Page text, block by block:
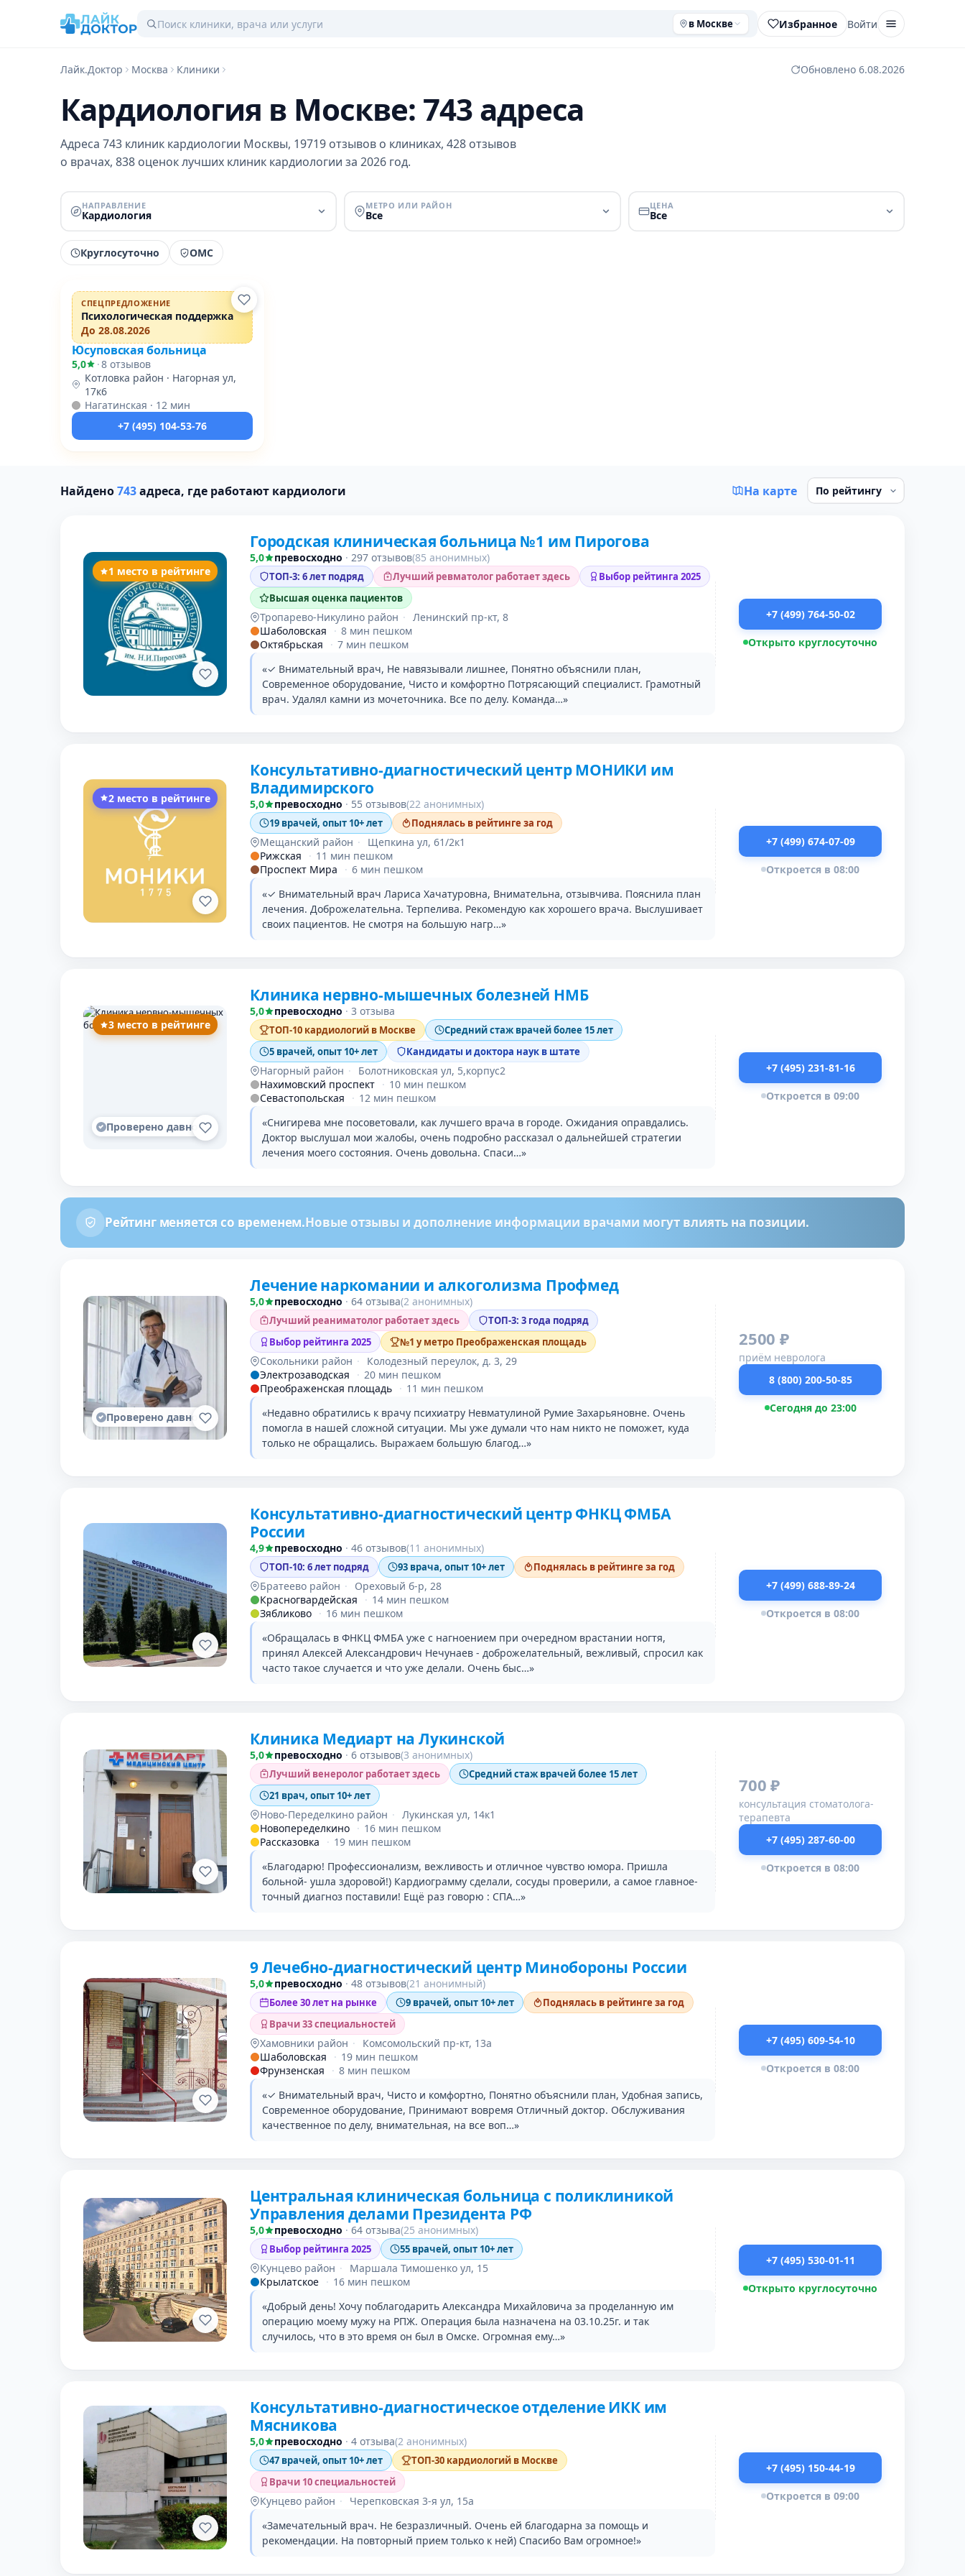
в Москве Избранное Войти
Лайк.Доктор Москва Клиники Обновлено 6.08.2026
Кардиология в Москве: 743 адреса
Адреса 743 клиник кардиологии Москвы, 19719 отзывов о клиниках, 428 отзывов
о врачах, 838 оценок лучших клиник кардиологии за 2026 год.
НАПРАВЛЕНИЕ
Кардиология
МЕТРО ИЛИ РАЙОН
Все
ЦЕНА
Все
Круглосуточно ОМС
ПРОМО
Проверено
СПЕЦПРЕДЛОЖЕНИЕ
Психологическая поддержка
До 28.08.2026
Юсуповская больница
5,0 ·8 отзывов
Котловка район · Нагорная ул,
17к6
Нагатинская · 12 мин
+7 (495) 104-53-76
Найдено743адреса, где работают кардиологи На карте
1 место в рейтинге
Городская клиническая больница №1 им Пирогова
5,0 превосходно · 297 отзывов(85 анонимных)
ТОП-3: 6 лет подряд Лучший ревматолог работает здесь
Выбор рейтинга 2025
Высшая оценка пациентов
Тропарево-Никулино район · Ленинский пр-кт, 8
Шаболовская
· 8 мин пешком
Октябрьская
· 7 мин пешком
«✓ Внимательный врач, Не навязывали лишнее, Понятно объяснили план,
Современное оборудование, Чисто и комфортно Потрясающий специалист. Грамотный
врач. Удалял камни из мочеточника. Все по делу. Команда…»
+7 (499) 764-50-02
Открыто круглосуточно
2 место в рейтинге
Консультативно-диагностический центр МОНИКИ им
Владимирского
5,0 превосходно · 55 отзывов(22 анонимных)
19 врачей, опыт 10+ лет Поднялась в рейтинге за год
Мещанский район ·
Щепкина ул, 61/2к1
Рижская
· 11 мин пешком
Проспект Мира
· 6 мин пешком
«✓ Внимательный врач Лариса Хачатуровна, Внимательна, отзывчива. Пояснила план
лечения. Доброжелательна. Терпелива. Рекомендую как хорошего врача. Выслушивает
своих пациентов. Не смотря на большую нагр…»
+7 (499) 674-07-09
Откроется в 08:00
Проверено давно
3 место в рейтинге
Клиника нервно-мышечных болезней НМБ
5,0 превосходно · 3 отзыва
ТОП-10 кардиологий в Москве
Средний стаж врачей более 15 лет
5 врачей, опыт 10+ лет
Кандидаты и доктора наук в штате
Нагорный район ·
Болотниковская ул, 5,корпус2
Нахимовский проспект · 10 мин пешком
Севастопольская
· 12 мин пешком
«Снигирева мне посоветовали, как лучшего врача в городе. Ожидания оправдались.
Доктор выслушал мои жалобы, очень подробно рассказал о дальнейшей стратегии
лечения моего состояния. Очень довольна. Спаси…»
+7 (495) 231-81-16
Откроется в 09:00
Рейтинг меняется со временем.Новые отзывы и дополнение информации врачами могут влиять на позиции.
Проверено давно
Лечение наркомании и алкоголизма Профмед
5,0 превосходно · 64 отзыва(2 анонимных)
Лучший реаниматолог работает здесь
ТОП-3: 3 года подряд
Выбор рейтинга 2025
№1 у метро Преображенская площадь
Сокольники район ·
Колодезный переулок, д. 3, 29
Электрозаводская
· 20 мин пешком
Преображенская площадь · 11 мин пешком
«Недавно обратились к врачу психиатру Невматулиной Румие Захарьяновне. Очень
помогла в нашей сложной ситуации. Мы уже думали что нам никто не поможет, куда
только не обращались. Выражаем большую благод…»
2500 ₽
приём невролога
8 (800) 200-50-85
Сегодня до 23:00
Консультативно-диагностический центр ФНКЦ ФМБА
России
4,9 превосходно · 46 отзывов(11 анонимных)
ТОП-10: 6 лет подряд 93 врача, опыт 10+ лет Поднялась в рейтинге за год
Братеево район ·
Ореховый б-р, 28
Красногвардейская
· 14 мин пешком
Зябликово · 16 мин пешком
«Обращалась в ФНКЦ ФМБА уже с нагноением при очередном врастании ногтя,
принял Алексей Александрович Нечунаев - доброжелательный, вежливый, спросил как
часто такое случается и что уже делали. Очень быс…»
+7 (499) 688-89-24
Откроется в 08:00
Клиника Медиарт на Лукинской
5,0 превосходно · 6 отзывов(3 анонимных)
Лучший венеролог работает здесь
Средний стаж врачей более 15 лет
21 врач, опыт 10+ лет
Ново-Переделкино район · Лукинская ул, 14к1
Новопеределкино · 16 мин пешком
Рассказовка
· 19 мин пешком
«Благодарю! Профессионализм, вежливость и отличное чувство юмора. Пришла
больной- ушла здоровой!) Кардиограмму сделали, сосуды проверили, а самое главное-
точный диагноз поставили! Ещё раз говорю : СПА…»
700 ₽
консультация стоматолога-
терапевта
+7 (495) 287-60-00
Откроется в 08:00
9 Лечебно-диагностический центр Минобороны России
5,0 превосходно · 48 отзывов(21 анонимный)
Более 30 лет на рынке 9 врачей, опыт 10+ лет
Поднялась в рейтинге за год
Врачи 33 специальностей
Хамовники район ·
Комсомольский пр-кт, 13а
Шаболовская
· 19 мин пешком
Фрунзенская
· 8 мин пешком
«✓ Внимательный врач, Чисто и комфортно, Понятно объяснили план, Удобная запись,
Современное оборудование, Принимают вовремя Отличный доктор. Обслуживания
качественное по делу, внимательная, на все воп…»
+7 (495) 609-54-10
Откроется в 08:00
Центральная клиническая больница с поликлиникой
Управления делами Президента РФ
5,0 превосходно · 64 отзыва(25 анонимных)
Выбор рейтинга 2025 55 врачей, опыт 10+ лет
Кунцево район ·
Маршала Тимошенко ул, 15
Крылатское · 16 мин пешком
«Добрый день! Хочу поблагодарить Александра Михайловича за проделанную им
операцию моему мужу на РПЖ. Операция была назначена на 03.10.25г. и так
случилось, что в это время он был в Омске. Огромная ему…»
+7 (495) 530-01-11
Открыто круглосуточно
Консультативно-диагностическое отделение ИКК им
Мясникова
5,0 превосходно · 4 отзыва(2 анонимных)
47 врачей, опыт 10+ лет
ТОП-30 кардиологий в Москве
Врачи 10 специальностей
Кунцево район ·
Черепковская 3-я ул, 15а
«Замечательный врач. Не безразличный. Очень ей благодарна за помощь и
рекомендации. На повторный прием только к ней) Спасибо Вам огромное!»
+7 (495) 150-44-19
Откроется в 09:00